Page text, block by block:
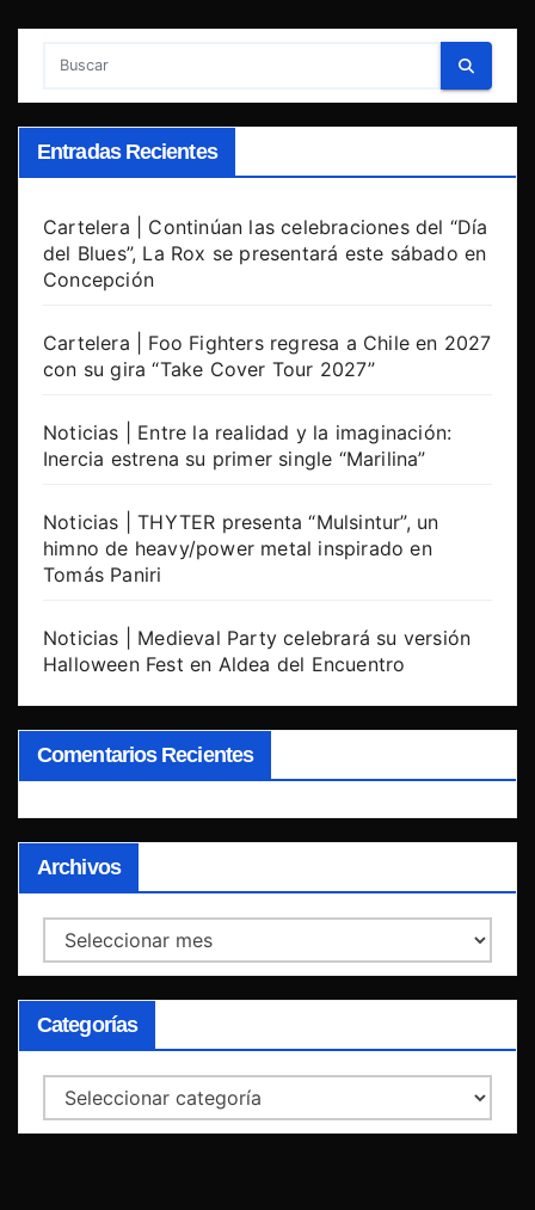
Entradas Recientes
Cartelera | Continúan las celebraciones del “Día
del Blues”, La Rox se presentará este sábado en
Concepción
Cartelera | Foo Fighters regresa a Chile en 2027
con su gira “Take Cover Tour 2027”
Noticias | Entre la realidad y la imaginación:
Inercia estrena su primer single “Marilina”
Noticias | THYTER presenta “Mulsintur”, un
himno de heavy/power metal inspirado en
Tomás Paniri
Noticias | Medieval Party celebrará su versión
Halloween Fest en Aldea del Encuentro
Comentarios Recientes
Archivos
Archivos
Categorías
Categorías